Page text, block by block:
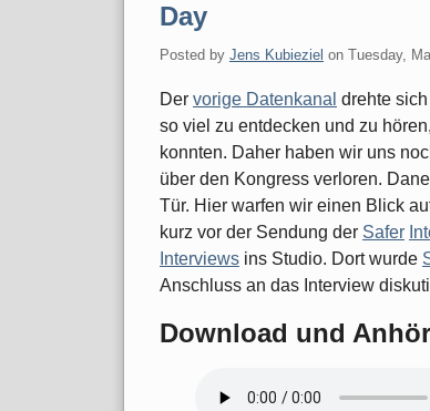
Day
Posted by Jens Kubieziel on Tuesday,
Der vorige Datenkanal drehte
so viel zu entdecken und zu
konnten. Daher haben wir uns
über den Kongress verloren.
Tür. Hier warfen wir einen Blick
kurz vor der Sendung der Safer
Interviews ins Studio. Dort wurde
Anschluss an das Interview
Download und